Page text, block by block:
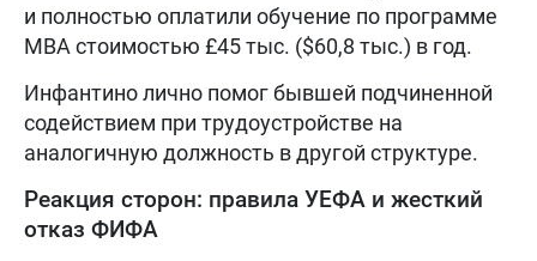
и полностью оплатили обучение по программе
MBA стоимостью £45 тыс. ($60,8 тыс.) в год.
Инфантино лично помог бывшей подчиненной
содействием при трудоустройстве на
аналогичную должность в другой структуре.
Реакция сторон: правила УЕФА и жесткий
отказ ФИФА